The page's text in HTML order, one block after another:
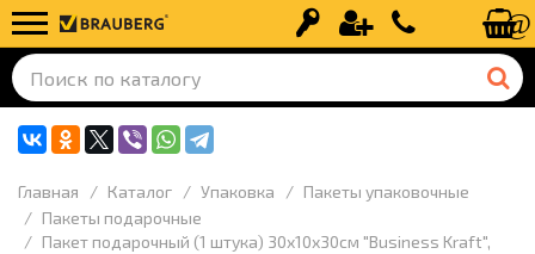
Вход Регистрация+7 (499) 110-
Главная Каталог Упаковка
Пакеты упаковочные
Пакеты подарочные
Пакет подарочный (1 штука) 30х10х30см "Business Kraft",